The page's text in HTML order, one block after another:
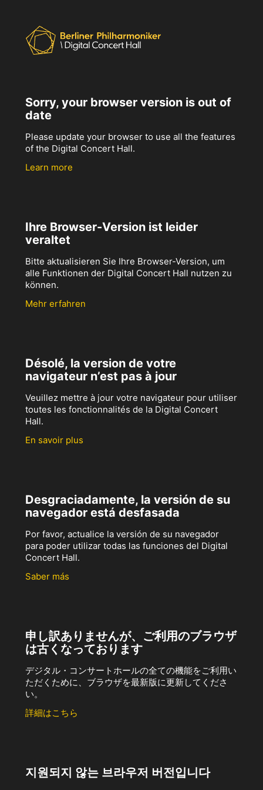
Sorry, your browser version is out of
date
Please update your browser to use all the features
of the Digital Concert Hall.
Learn more
Ihre Browser-Version ist leider
veraltet
Bitte aktualisieren Sie Ihre Browser-Version, um
alle Funktionen der Digital Concert Hall nutzen zu
können.
Mehr erfahren
Désolé, la version de votre
navigateur n’est pas à jour
Veuillez mettre à jour votre navigateur pour utiliser
toutes les fonctionnalités de la Digital Concert
Hall.
En savoir plus
Desgraciadamente, la versión de su
navegador está desfasada
Por favor, actualice la versión de su navegador
para poder utilizar todas las funciones del Digital
Concert Hall.
Saber más
申し訳ありませんが、ご利用のブラウザ
は古くなっております
デジタル・コンサートホールの全ての機能をご利用い
ただくために、ブラウザを最新版に更新してくださ
い。
詳細はこちら
지원되지 않는 브라우저 버전입니다